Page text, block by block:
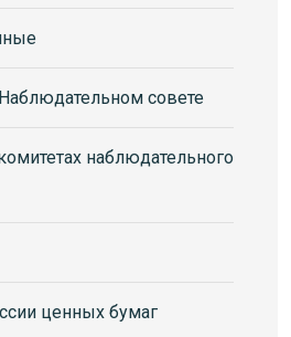
совете
наблюдательного
ценных бумаг